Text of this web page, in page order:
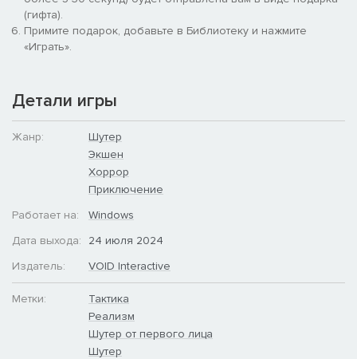
. . .
Примечание: для запуска DLC требуется базовая версия
игры.
РЕДВУД — умеренные последствия урагана. В области
наблюдается организованное движение возможных
мародеров. Заприте ворота и ограждения, спрячьте
проветриваемых местах. Примите все меры защиты от краж.
Личная безопасность должна быть вашим приоритетом.
Будьте внимательны и сообщайте о любой подозрительной
(гифта).
Примите подарок, добавьте в Библиотеку и нажмите
«Играть».
Детали игры
Жанр:
Шутер
Экшен
Хоррор
Приключение
Работает на:
Windows
Дата выхода:
24 июля 2024
Издатель:
VOID Interactive
Метки:
Тактика
Реализм
Шутер от первого лица
Шутер